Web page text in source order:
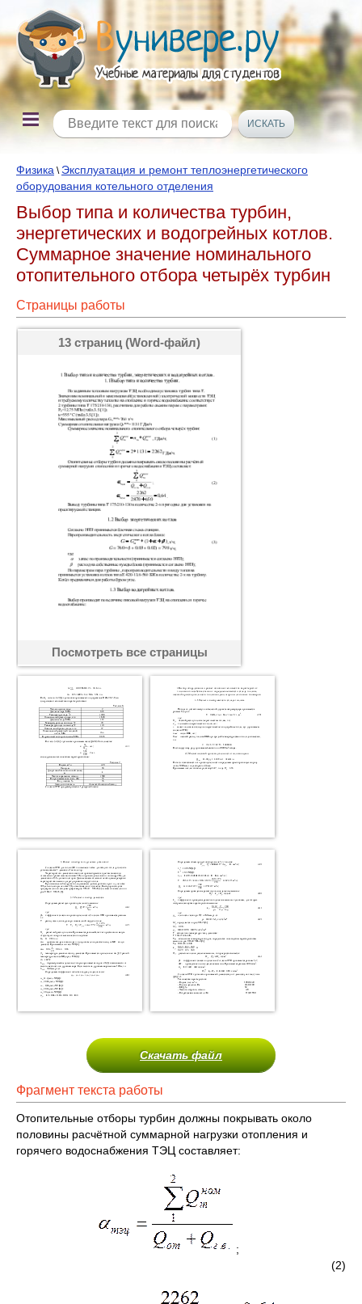
Физика \ Эксплуатация и ремонт теплоэнергетического
оборудования котельного отделения
Выбор типа и количества турбин,
энергетических и водогрейных котлов.
Суммарное значение номинального
отопительного отбора четырёх турбин
Страницы работы
13 страниц (Word-файл)
Посмотреть все страницы
Скачать файл
Фрагмент текста работы
Отопительные отборы турбин должны покрывать около
половины расчётной суммарной нагрузки отопления и
горячего водоснабжения ТЭЦ составляет:
;
(2)